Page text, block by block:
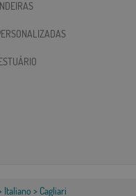
Italiano > Cagliari